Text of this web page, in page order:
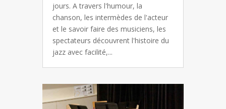
jours. A travers l'humour, la
chanson, les intermèdes de l'acteur
et le savoir faire des musiciens, les
spectateurs découvrent l'histoire du
jazz avec facilité,...